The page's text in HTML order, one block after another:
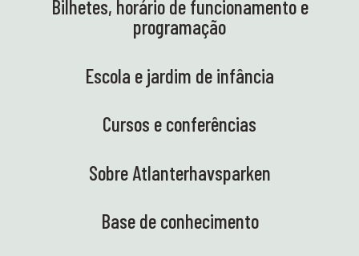
Bilhetes, horário de funcionamento e
programação
Escola e jardim de infância
Cursos e conferências
Sobre Atlanterhavsparken
Base de conhecimento